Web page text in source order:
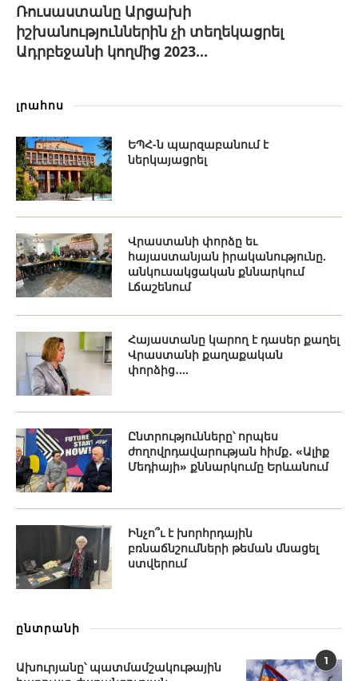
Ռուսաստանը Արցախի
իշխանություններին չի տեղեկացրել
Ադրբեջանի կողմից 2023...
լրահոս
ԵՊՀ-ն պարզաբանում է
ներկայացրել
Վրաստանի փորձը եւ
հայաստանյան իրականությունը.
անկուսակցական քննարկում
Լճաշենում
Հայաստանը կարող է դասեր քաղել
Վրաստանի քաղաքական
փորձից․...
Ընտրությունները՝ որպես
ժողովրդավարության հիմք․ «Ալիք
Մեդիայի» քննարկումը Երևանում
Ինչո՞ւ է խորհրդային
բռնաճնշումների թեման մնացել
ստվերում
ընտրանի
1
Ախուրյանը՝ պատմամշակութային